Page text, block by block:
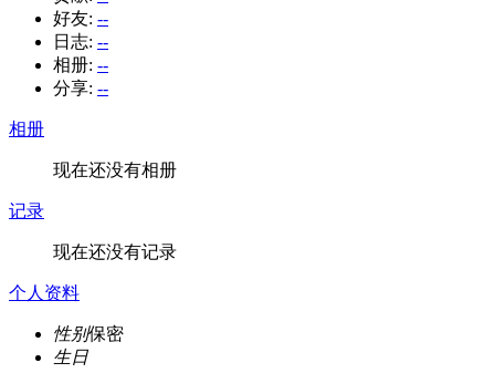
好友: --
日志: --
相册: --
分享: --
相册
现在还没有相册
记录
现在还没有记录
个人资料
性别保密
生日